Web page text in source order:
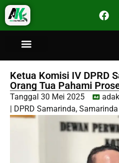
Ketua Komisi IV DPRD
Orang Tua Pahami
Tanggal 30 Mei 2025
DPRD Samarinda, Samarinda